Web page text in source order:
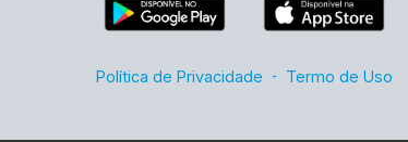
Política de Privacidade - Termo de Uso